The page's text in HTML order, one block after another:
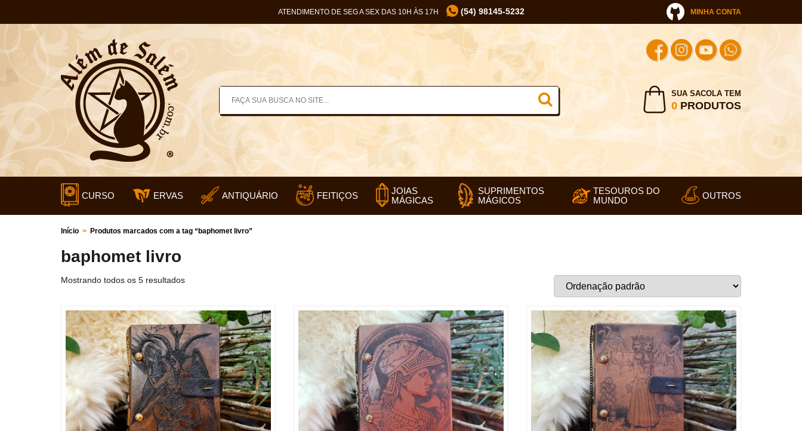
ATENDIMENTO DE SEG A SEX DAS 10H ÀS 17H (54) 98145-5232 MINHA CONTA
SUA SACOLA TEM
0PRODUTOS
CURSO ERVAS ANTIQUÁRIO FEITIÇOS
JOIAS
MÁGICAS
SUPRIMENTOS
MÁGICOS
TESOUROS DO
MUNDO
OUTROS
Início > Produtos marcados com a tag “baphomet livro”
baphomet livro
Mostrando todos os 5 resultados